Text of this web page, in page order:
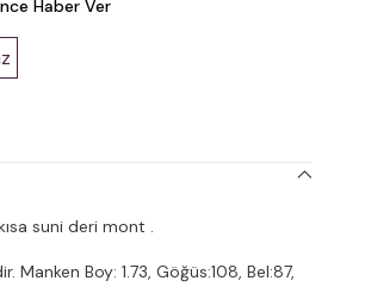
Haber Ver
suni deri mont .
Boy: 1.73, Göğüs:108, Bel:87,